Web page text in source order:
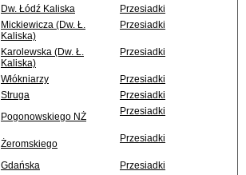
Dw. Łódź Kaliska
Przesiadki
Mickiewicza (Dw. Ł.
Kaliska)
Przesiadki
Karolewska (Dw. Ł.
Kaliska)
Przesiadki
Włókniarzy
Przesiadki
Struga
Przesiadki
Pogonowskiego NŻ Przesiadki
Żeromskiego Przesiadki
Gdańska
Przesiadki